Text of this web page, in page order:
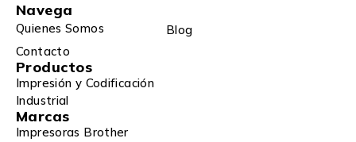
Navega
Quienes Somos
Blog
Contacto
Productos
Impresión y Codificación
Industrial
Marcas
Impresoras Brother